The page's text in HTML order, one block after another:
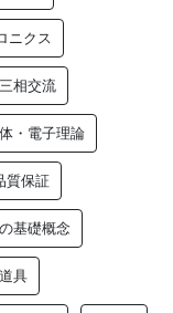
ニクス
三相交流
・電子理論
質保証
基礎概念
具